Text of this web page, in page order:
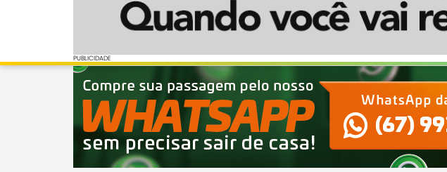
PUBLICIDADE
PUBLICIDADE